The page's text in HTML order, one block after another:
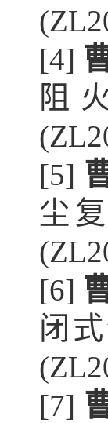
[4]
阻
[5]
尘
[6]
闭
[7]